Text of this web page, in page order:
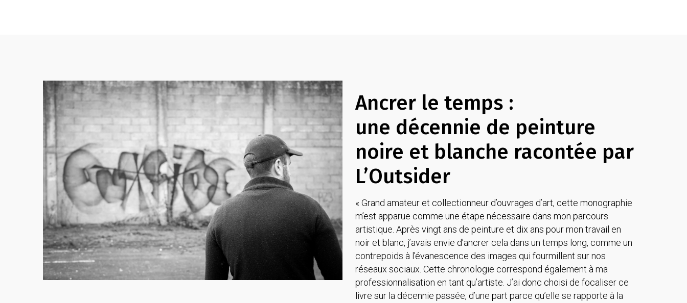
Ancrer le temps :
une décennie de peinture
noire et blanche racontée par
L’Outsider
« Grand amateur et collectionneur d’ouvrages d’art, cette monographie
m’est apparue comme une étape nécessaire dans mon parcours
artistique. Après vingt ans de peinture et dix ans pour mon travail en
noir et blanc, j’avais envie d’ancrer cela dans un temps long, comme un
contrepoids à l’évanescence des images qui fourmillent sur nos
réseaux sociaux. Cette chronologie correspond également à ma
professionnalisation en tant qu’artiste. J’ai donc choisi de focaliser ce
livre sur la décennie passée, d’une part parce qu’elle se rapporte à la